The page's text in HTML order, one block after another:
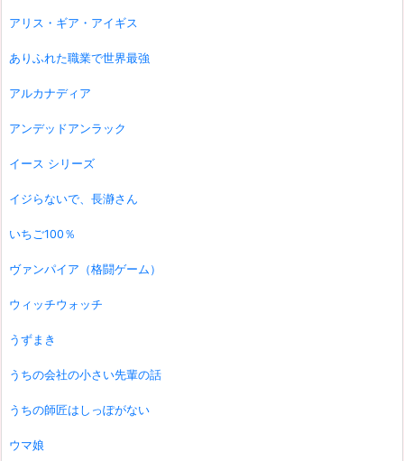
アリス・ギア・アイギス
ありふれた職業で世界最強
アルカナディア
アンデッドアンラック
イース シリーズ
イジらないで、長瀞さん
いちご100％
ヴァンパイア（格闘ゲーム）
ウィッチウォッチ
うずまき
うちの会社の小さい先輩の話
うちの師匠はしっぽがない
ウマ娘